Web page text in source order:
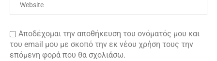
Αποδέχομαι την αποθήκευση του ονόματός μου και
του email μου με σκοπό την εκ νέου χρήση τους την
επόμενη φορά που θα σχολιάσω.